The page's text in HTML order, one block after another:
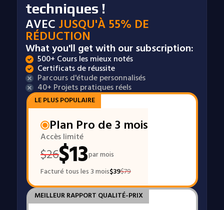
techniques !
AVEC JUSQU'À 55% DE
RÉDUCTION
What you'll get with our subscription:
500+ Cours les mieux notés
Certificats de réussite
Parcours d'étude personnalisés
40+ Projets pratiques réels
LE PLUS POPULAIRE
Plan Pro de 3 mois
Accès limité
$26$13par mois
Facturé tous les 3 mois$39$79
MEILLEUR RAPPORT QUALITÉ-PRIX